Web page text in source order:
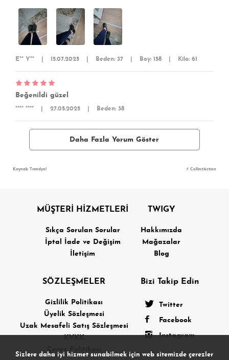
E** Y** 15.07.2025 Beden: 37 Boy: 158 Kilo: 61
Beğenildi güzel
**** **** 27.05.2025 Beden: 38
Daha Fazla Yorum Göster
Kaynak: Trendyol ⚡ CollectAction
MÜŞTERİ HİZMETLERİ
Sıkça Sorulan Sorular
İptal İade ve Değişim
İletişim
TWIGY
Hakkımızda
Mağazalar
Blog
SÖZLEŞMELER
Gizlilik Politikası
Üyelik Sözleşmesi
Uzak Mesafeli Satış Sözleşmesi
Çerez Politikası
Bizi Takip Edin
Twitter
Facebook
Instagram
Sizlere daha iyi hizmet sunabilmek için web sitemizde çerezler